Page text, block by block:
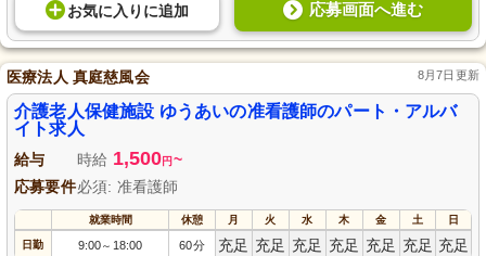
お気に入り に追加 応募画面へ進む
医療法人 真庭慈風会 8月7日更新
介護老人保健施設 ゆうあいの准看護師のパート・アルバ
イト求人
給与 時給 1,500円 ~
応募要件必須: 准看護師
就業時間 休憩 月 火 水 木 金 土 日
日勤 9:00～ 18:00 60分 充足 充足 充足 充足 充足 充足 充足